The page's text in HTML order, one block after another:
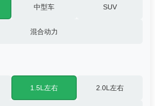
中型车 SUV
混合动力
1.5L左右 2.0L左右